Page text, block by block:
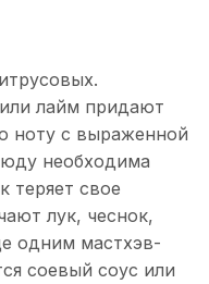
лайм придают
ноту с выраженной
необходима
теряет свое
лук, чеснок,
одним мастхэв-
соевый соус или